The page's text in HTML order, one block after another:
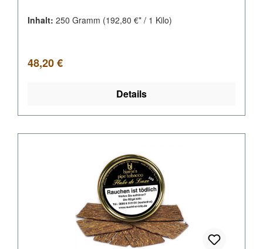
Inhalt: 250 Gramm (192,80 €* / 1 Kilo)
Regulärer Preis:
48,20 €
Details